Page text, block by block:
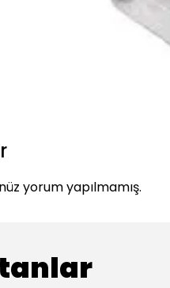
yorum yapılmamış.